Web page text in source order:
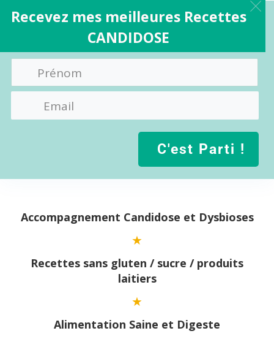
contenuAccompagnement Candidose et Dysbioses
Recettes sans gluten / sucre / produits
laitiers
Alimentation Saine et Digeste
Recevez mes meilleures Recettes
CANDIDOSE
C'est Parti !